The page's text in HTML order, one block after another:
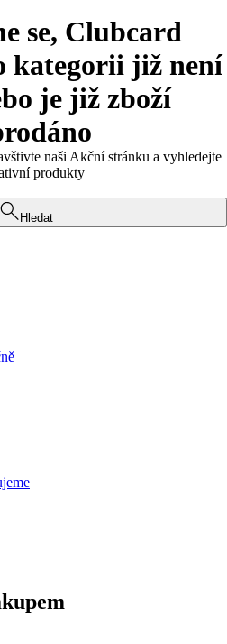
se, Clubcard
kategorii již není
je již zboží
naši Akční stránku a vyhledejte
produkty
Hledat